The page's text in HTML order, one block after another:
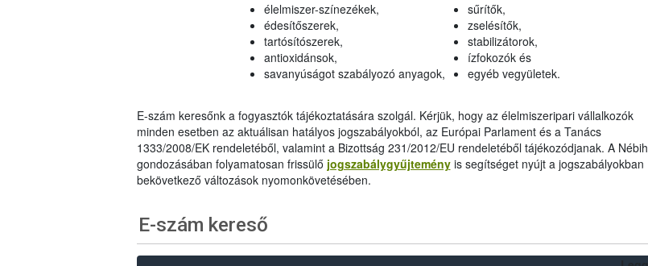
élelmiszer-színezékek,
édesítőszerek,
tartósítószerek,
antioxidánsok,
savanyúságot szabályozó anyagok,
sűrítők,
zselésítők,
stabilizátorok,
ízfokozók és
egyéb vegyületek.
E-szám keresőnk a fogyasztók tájékoztatására szolgál. Kérjük, hogy az élelmiszeripari vállalkozók
minden esetben az aktuálisan hatályos jogszabályokból, az Európai Parlament és a Tanács
1333/2008/EK rendeletéből, valamint a Bizottság 231/2012/EU rendeletéből tájékozódjanak. A Nébih
gondozásában folyamatosan frissülő jogszabálygyűjteményis segítséget nyújt a jogszabályokban
bekövetkező változások nyomonkövetésében.
E-szám kereső